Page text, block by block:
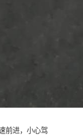
前进，小心驾